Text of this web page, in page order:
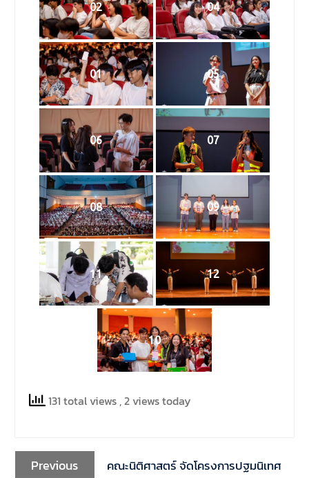
02 04
01 05
06 07
08 09
11 12
10
131 total views , 2 views today
Previous
คณะนิติศาสตร์ จัดโครงการปฐมนิเทศ